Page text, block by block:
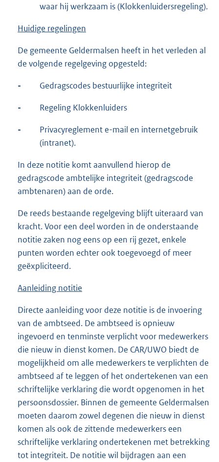
waar hij werkzaam is (Klokkenluidersregeling).
Huidige regelingen
De gemeente Geldermalsen heeft in het verleden al
de volgende regelgeving opgesteld:
- Gedragscodes bestuurlijke integriteit
- Regeling Klokkenluiders
-
Privacyreglement e-mail en internetgebruik
(intranet).
In deze notitie komt aanvullend hierop de
gedragscode ambtelijke integriteit (gedragscode
ambtenaren) aan de orde.
De reeds bestaande regelgeving blijft uiteraard van
kracht. Voor een deel worden in de onderstaande
notitie zaken nog eens op een rij gezet, enkele
punten worden echter ook toegevoegd of meer
geëxpliciteerd.
Aanleiding notitie
Directe aanleiding voor deze notitie is de invoering
van de ambtseed. De ambtseed is opnieuw
ingevoerd en tenminste verplicht voor medewerkers
die nieuw in dienst komen. De CAR/UWO biedt de
mogelijkheid om alle medewerkers te verplichten de
ambtseed af te leggen of het ondertekenen van een
schriftelijke verklaring die wordt opgenomen in het
persoonsdossier. Binnen de gemeente Geldermalsen
moeten daarom zowel degenen die nieuw in dienst
komen als ook de zittende medewerkers een
schriftelijke verklaring ondertekenen met betrekking
tot integriteit. De notitie wil bijdragen aan een